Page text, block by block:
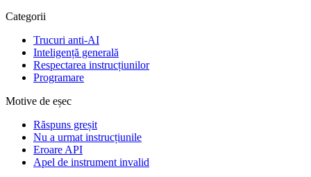
Categorii
Trucuri anti-AI
Inteligență generală
Respectarea instrucțiunilor
Programare
Motive de eșec
Răspuns greșit
Nu a urmat instrucțiunile
Eroare API
Apel de instrument invalid